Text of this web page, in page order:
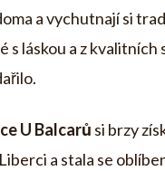
a vychutnají si
s láskou a z kvalitních
U Balcarů si brzy
a stala se